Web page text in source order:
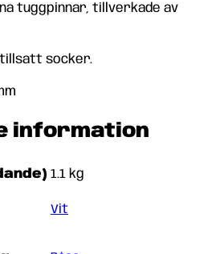
tuggpinnar, tillverkade av
socker.
information
1.1 kg
Vit